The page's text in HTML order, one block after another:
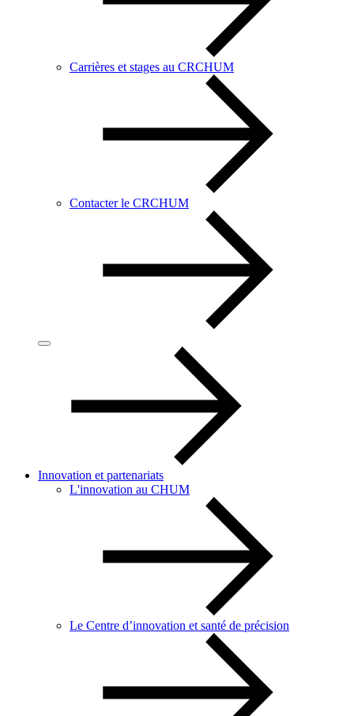
Carrières et stages au CRCHUM
Contacter le CRCHUM
Innovation et partenariats
L'innovation au CHUM
Le Centre d’innovation et santé de précision